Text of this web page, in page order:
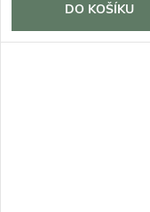
DO KOŠÍKU